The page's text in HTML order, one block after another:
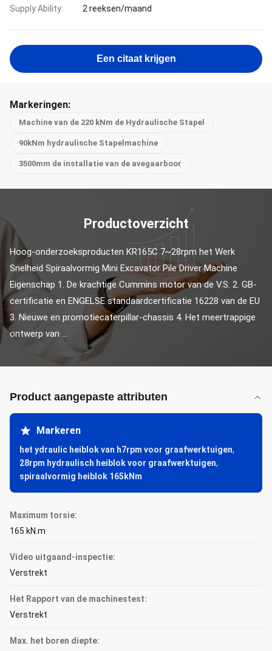
Supply Ability: 2 reeksen/maand
Een citaat krijgen
Markeringen:
Machine van de 220 kNm de Hydraulische Stapel
90kNm hydraulische Stapelmachine
3500mm de installatie van de avegaarboor
Productoverzicht
Hoog-onderzoeksproducten KR165C 7~28rpm het Werk
Snelheid Spiraalvormig Mini Excavator Pile Driver Machine
Eigenschap 1. De krachtige Cummins motor van de V.S. 2. GB-
certificatie en ENGELSE standaardcertificatie 16228 van de EU
3. Nieuwe en promotiecaterpillar-chassis 4. Het meertrappige
ontwerp van ...
Product aangepaste attributen
Markeren
het ydraulic heiblok van h7rpm voor graafwerktuigen,
28rpm hydraulisch heiblok voor graafwerktuigen,
spiraalvormig heiblok 165kNm
Maximum torsie:
165 kN.m
Video uitgaand-inspectie:
Verstrekt
Het Rapport van de machinestest:
Verstrekt
Max. het boren diepte: